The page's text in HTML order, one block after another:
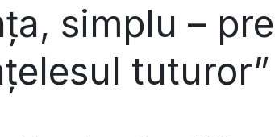
simplu –
tuturor”